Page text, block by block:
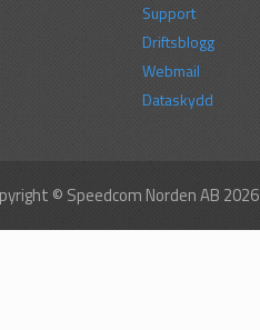
Support
Driftsblogg
Webmail
Dataskydd
© Speedcom Norden AB 2026